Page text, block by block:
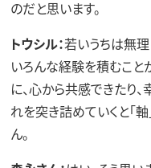
のだと思います。
トウシル：若いうちは無理
いろんな経験を積むこと
に、心から共感できたり
れを突き詰めていくと「
ん。